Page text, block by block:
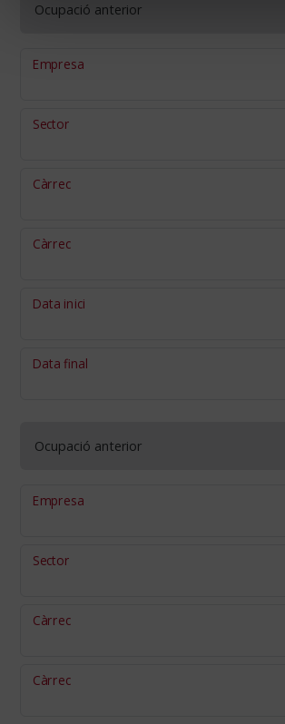
Ocupació anterior
Empresa
Sector
Càrrec
Càrrec
Data inici
Data final
Ocupació anterior
Empresa
Sector
Càrrec
Càrrec